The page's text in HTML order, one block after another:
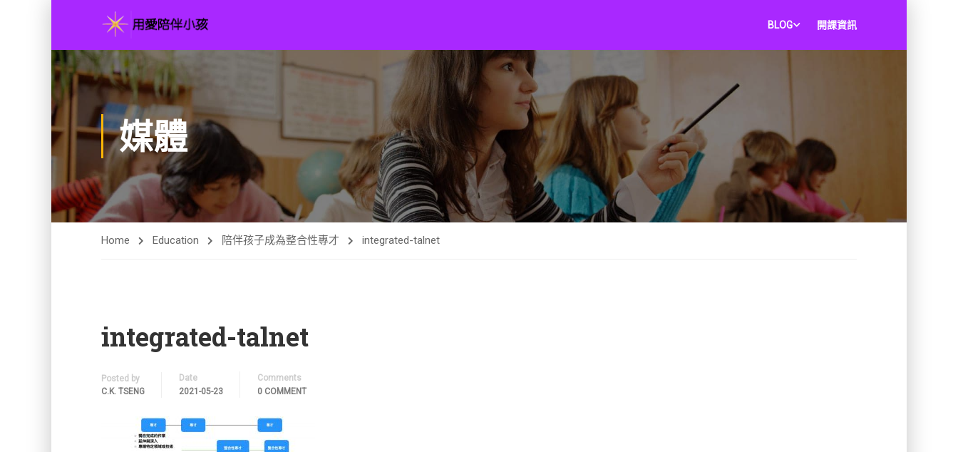
BLOG 開課資訊
媒體
Home Education 陪伴孩子成為整合性專才 integrated-talnet
integrated-talnet
Posted by
C.K. TSENG
Date
2021-05-23
Comments
0 COMMENT